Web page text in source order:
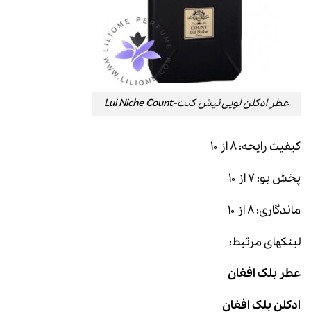
عطر ادکلن لویی نیش کنت-Lui Niche Count
کیفیت رایحه: ۸ از ۱۰
پخش بو: ۷ از ۱۰
ماندگاری: ۸ از ۱۰
لینکهای مرتبط:
عطر بلک افغان
ادکلن بلک افغان